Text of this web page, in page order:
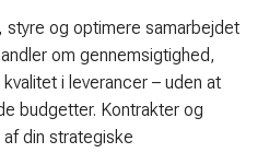
og optimere samarbejdet
om gennemsigtighed,
i leverancer – uden at
budgetter. Kontrakter og
din strategiske